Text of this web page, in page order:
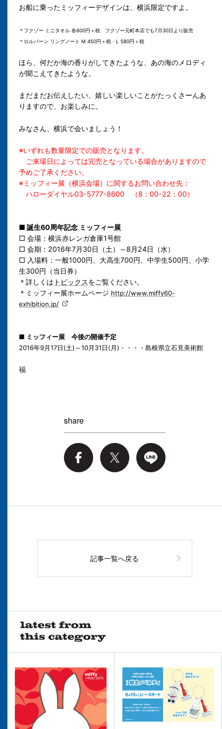
お船に乗ったミッフィーデザインは、横浜限定ですよ。
＊フクゾー ミニタオル 各600円＋税 フクゾー元町本店でも7月30日より販売
＊ロルバーン リングノート M 450円＋税・L 580円＋税
ほら、何だか海の香りがしてきたような、あの海のメロディ
が聞こえてきたような。
まだまだお伝えしたい、嬉しい楽しいことがたっくさーんあ
りますので、お楽しみに。
みなさん、横浜で会いましょう！
※いずれも数量限定での販売となります。
ご来場日によっては完売となっている場合がありますので
予めご了承ください。
※ミッフィー展（横浜会場）に関するお問い合わせ先：
ハローダイヤル03-5777-8600 （8：00-22：00）
■ 誕生60周年記念 ミッフィー展
□ 会場：横浜赤レンガ倉庫1号館
□ 会期：2016年7月30日（土）～8月24日（水）
□ 入場料：一般1000円、大高生700円、中学生500円、小学
生300円（当日券）
＊詳しくは トピックスをご覧ください。
＊ミッフィー展ホームページ http://www.miffy60-
exhibition.jp/
■ ミッフィー展 今後の開催予定
2016年9月17日(土)～10月31日(月)・・・・島根県立石見美術館
福
share
記事一覧へ戻る